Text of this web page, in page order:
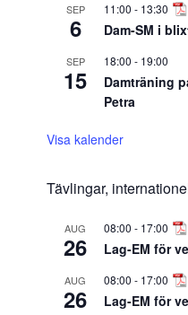
SEP
6
11:00 - 13:30
Dam-SM i
SEP
15
18:00 - 19:00
Damträning
Petra
Visa kalender
Tävlingar,
AUG
26
08:00 - 17:00
Lag-EM för
AUG
26
08:00 - 17:00
Lag-EM för